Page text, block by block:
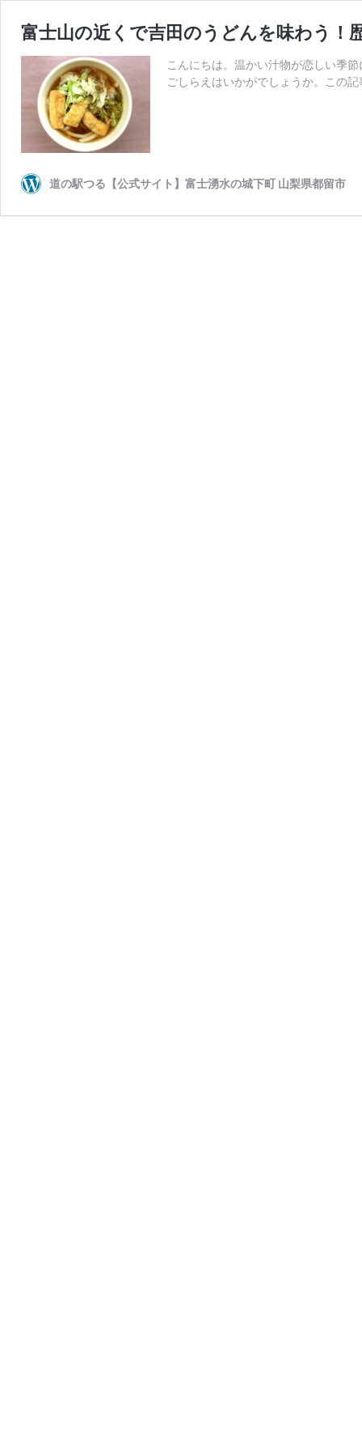
富士山の近くで吉田のうどんを味わう！
こんにちは。温かい汁物が恋しい季
ごしらえはいかがでしょうか。この
道の駅つる【公式サイト】富士湧水の城下町 山梨県都留市